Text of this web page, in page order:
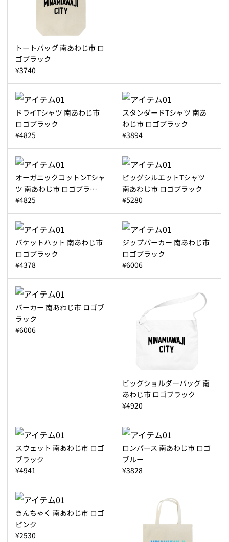
トートバッグ 南あわじ市 ロ
ゴブラック
¥3740
ドライTシャツ 南あわじ市
ロゴブラック
¥4825
スタンダードTシャツ 南あ
わじ市 ロゴブラック
¥3894
オーガニックコットンTシャ
ツ 南あわじ市 ロゴブラ…
¥4825
ビッグシルエットTシャツ
南あわじ市 ロゴブラック
¥5280
パケットハット 南あわじ市
ロゴブラック
¥4378
ジップパーカー 南あわじ市
ロゴブラック
¥6006
パーカー 南あわじ市 ロゴブ
ラック
¥6006
ビッグショルダーバッグ 南
あわじ市 ロゴブラック
¥4920
スウェット 南あわじ市 ロゴ
ブラック
¥4941
ロンパース 南あわじ市 ロゴ
ブルー
¥3828
きんちゃく 南あわじ市 ロゴ
ピンク
¥2530